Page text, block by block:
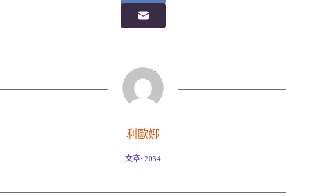
利歐娜
文章: 2034